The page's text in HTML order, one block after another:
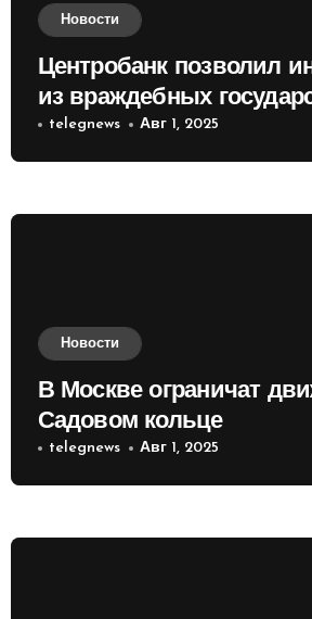
Новости
Центробанк позволил
из враждебных
приобретать валюту
telegnews Авг 1, 2025
Новости
В Москве ограничат
Садовом кольце
telegnews Авг 1, 2025